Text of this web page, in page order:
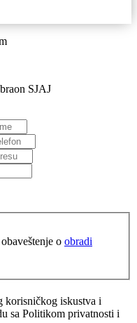
SJAJ
o obradi
korisničkog iskustva i
sa Politikom privatnosti i